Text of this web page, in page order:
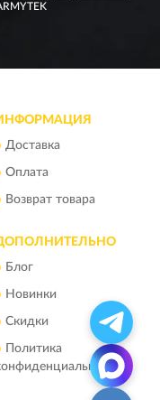
Доставка
Оплата
Возврат товара
Блог
Новинки
Скидки
Политика